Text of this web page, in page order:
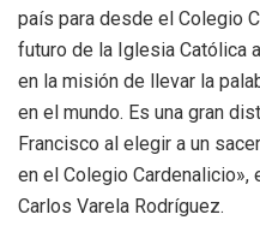
país para desde el Colegio
futuro de la Iglesia Católica
en la misión de llevar la
en el mundo. Es una gran
Francisco al elegir a un
en el Colegio
Carlos Varela Rodríguez.